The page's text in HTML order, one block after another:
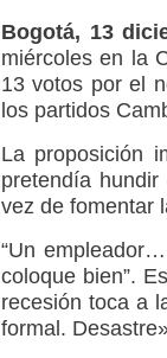
Bogotá, 13
miércoles en la
13 votos por el
los partidos
La proposición
pretendía
vez de fomentar
“Un
coloque bien”.
recesión toca a
formal.